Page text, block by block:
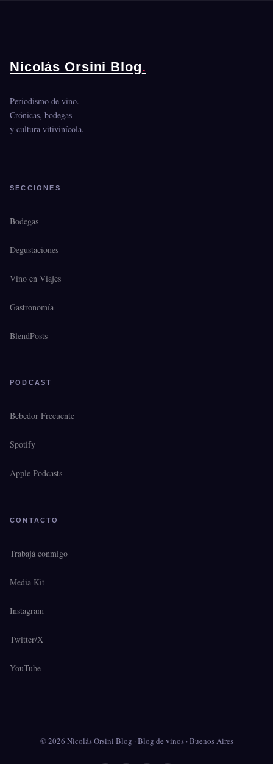
Nicolás Orsini Blog.
Periodismo de vino.
Crónicas, bodegas
y cultura vitivinícola.
SECCIONES
Bodegas
Degustaciones
Vino en Viajes
Gastronomía
BlendPosts
PODCAST
Bebedor Frecuente
Spotify
Apple Podcasts
CONTACTO
Trabajá conmigo
Media Kit
Instagram
Twitter/X
YouTube
© 2026 Nicolás Orsini Blog · Blog de vinos · Buenos Aires